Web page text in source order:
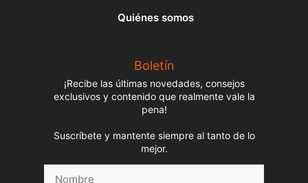
Quiénes somos
Boletín
¡Recibe las últimas novedades, consejos
exclusivos y contenido que realmente vale la
pena!
Suscríbete y mantente siempre al tanto de lo
mejor.